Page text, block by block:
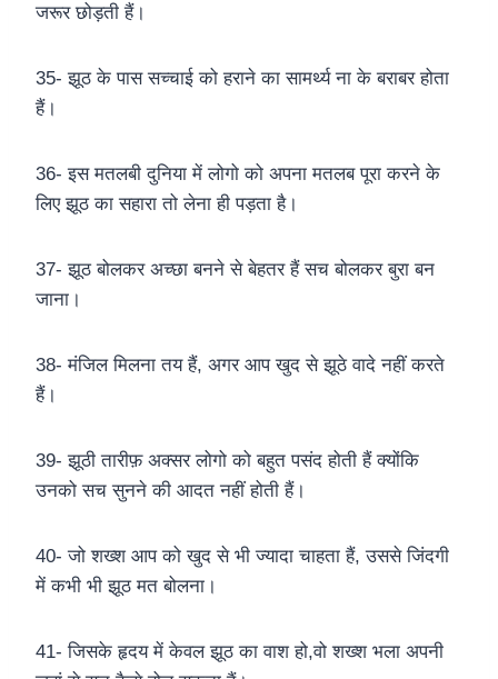
जरूर छोड़ती हैं।
35- झूठ के पास सच्चाई को हराने का सामर्थ्य ना के बराबर होता
हैं।
36- इस मतलबी दुनिया में लोगो को अपना मतलब पूरा करने के
लिए झूठ का सहारा तो लेना ही पड़ता है।
37- झूठ बोलकर अच्छा बनने से बेहतर हैं सच बोलकर बुरा बन
जाना।
38- मंजिल मिलना तय हैं, अगर आप खुद से झूठे वादे नहीं करते
हैं।
39- झूठी तारीफ़ अक्सर लोगो को बहुत पसंद होती हैं क्योंकि
उनको सच सुनने की आदत नहीं होती हैं।
40- जो शख्श आप को खुद से भी ज्यादा चाहता हैं, उससे जिंदगी
में कभी भी झूठ मत बोलना।
41- जिसके हृदय में केवल झूठ का वाश हो,वो शख्श भला अपनी